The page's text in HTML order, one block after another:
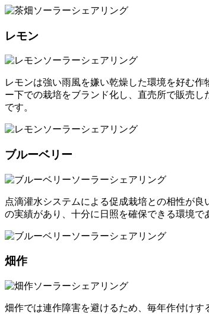
レモン
レモンは強い雨風を嫌い乾燥した環境を好む
ー下での栽培をブランド化し、直売所で販売
です。
ブルーベリー
点滴灌水システムによる促成栽培との相性が
の実績があり、十分に日照を確保できる環境
畑作
畑作では連作障害を避けるため、毎年作付け